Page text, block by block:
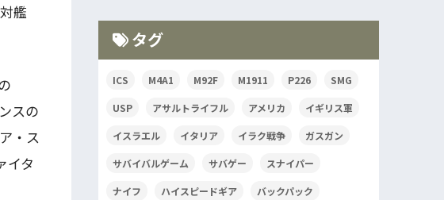
艦
スの
・ス
イタ
タグ
ICS M4A1 M92F M1911 P226 SMG
USP アサルトライフル アメリカ イギリス軍
イスラエル イタリア イラク戦争 ガスガン
サバイバルゲーム サバゲー スナイパー
ナイフ ハイスピードギア バックパック